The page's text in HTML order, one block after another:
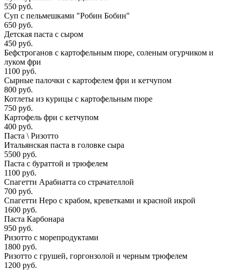
550 руб.
Суп с пельмешками "Робин Бобин"
650 руб.
Детская паста с сыром
450 руб.
Бефстроганов с картофельным пюре, соленым огурчиком и
луком фри
1100 руб.
Сырные палочки с картофелем фри и кетчупом
800 руб.
Котлеты из курицы с картофельным пюре
750 руб.
Картофель фри с кетчупом
400 руб.
Паста \ Ризотто
Итальянская паста в головке сыра
5500 руб.
Паста с бураттой и трюфелем
1100 руб.
Спагетти Арабиатта со страчателлой
700 руб.
Спагетти Неро с крабом, креветками и красной икрой
1600 руб.
Паста Карбонара
950 руб.
Ризотто с морепродуктами
1800 руб.
Ризотто с грушей, горгонзолой и черным трюфелем
1200 руб.